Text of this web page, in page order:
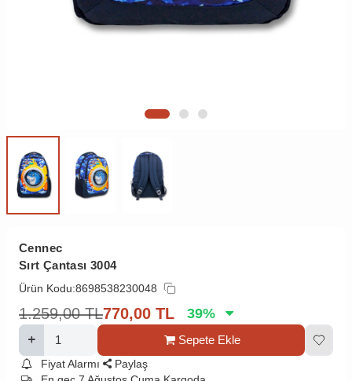
Cennec
Sırt Çantası 3004
Ürün Kodu:8698538230048
1.259,00 TL770,00 TL 39%
Sepete Ekle
Fiyat Alarmı
Paylaş